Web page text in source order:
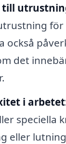
till
också
det
i
speciella
eller